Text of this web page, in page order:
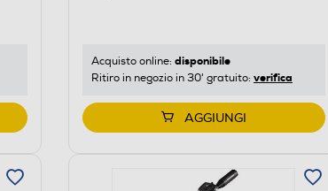
Acquisto online: disponibile
Ritiro in negozio in 30' gratuito: verifica
AGGIUNGI